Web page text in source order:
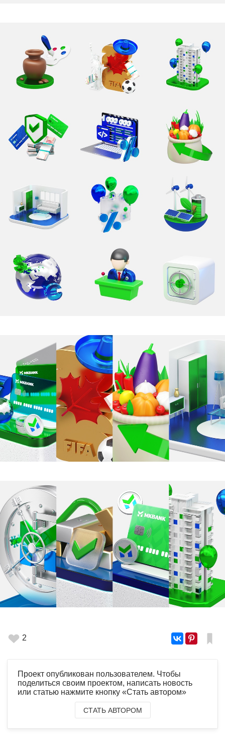
2
Проект опубликован пользователем. Чтобы
поделиться своим проектом, написать новость
или статью нажмите кнопку «Стать автором»
СТАТЬ АВТОРОМ